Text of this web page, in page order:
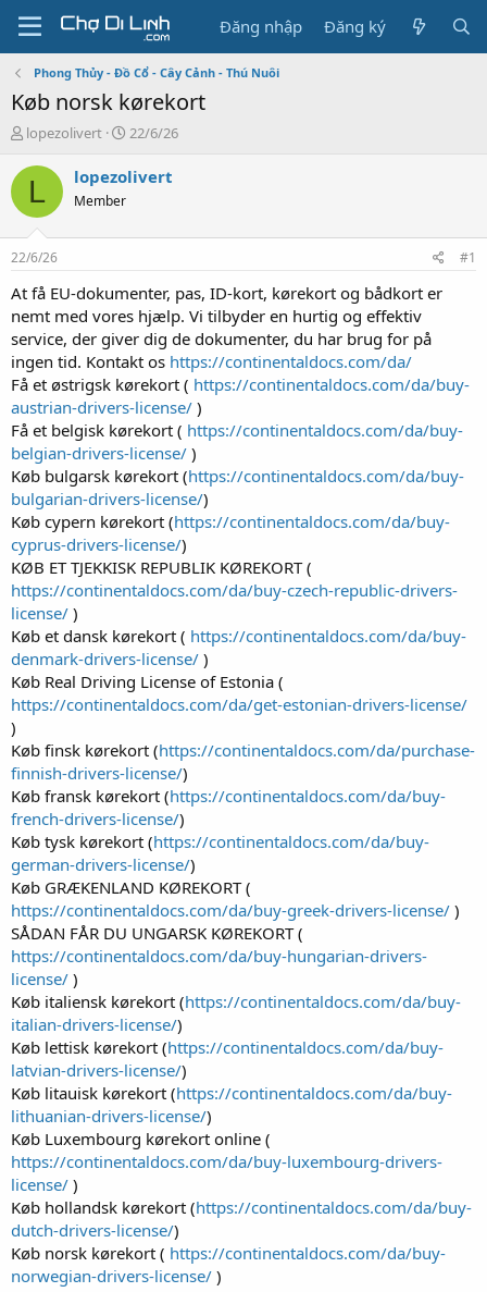
Đăng nhập Đăng ký
Phong Thủy - Đồ Cổ - Cây Cảnh - Thú Nuôi
Køb norsk kørekort
T
r
a
s
t
a
t
e
r
lopezolivert
N
à
22/6/26
L lopezolivert
Member
22/6/26 #1
At få EU-dokumenter, pas, ID-kort, kørekort og bådkort er
nemt med vores hjælp. Vi tilbyder en hurtig og effektiv
service, der giver dig de dokumenter, du har brug for på
ingen tid. Kontakt os https://continentaldocs.com/da/
Få et østrigsk kørekort ( https://continentaldocs.com/da/buy-
austrian-drivers-license/ )
Få et belgisk kørekort ( https://continentaldocs.com/da/buy-
belgian-drivers-license/ )
Køb bulgarsk kørekort (https://continentaldocs.com/da/buy-
bulgarian-drivers-license/)
Køb cypern kørekort (https://continentaldocs.com/da/buy-
cyprus-drivers-license/)
KØB ET TJEKKISK REPUBLIK KØREKORT (
https://continentaldocs.com/da/buy-czech-republic-drivers-
license/ )
Køb et dansk kørekort ( https://continentaldocs.com/da/buy-
denmark-drivers-license/ )
Køb Real Driving License of Estonia (
https://continentaldocs.com/da/get-estonian-drivers-license/
)
Køb finsk kørekort (https://continentaldocs.com/da/purchase-
finnish-drivers-license/)
Køb fransk kørekort (https://continentaldocs.com/da/buy-
french-drivers-license/)
Køb tysk kørekort (https://continentaldocs.com/da/buy-
german-drivers-license/)
Køb GRÆKENLAND KØREKORT (
https://continentaldocs.com/da/buy-greek-drivers-license/ )
SÅDAN FÅR DU UNGARSK KØREKORT (
https://continentaldocs.com/da/buy-hungarian-drivers-
license/ )
Køb italiensk kørekort (https://continentaldocs.com/da/buy-
italian-drivers-license/)
Køb lettisk kørekort (https://continentaldocs.com/da/buy-
latvian-drivers-license/)
Køb litauisk kørekort (https://continentaldocs.com/da/buy-
lithuanian-drivers-license/)
Køb Luxembourg kørekort online (
https://continentaldocs.com/da/buy-luxembourg-drivers-
license/ )
Køb hollandsk kørekort (https://continentaldocs.com/da/buy-
dutch-drivers-license/)
Køb norsk kørekort ( https://continentaldocs.com/da/buy-
norwegian-drivers-license/ )